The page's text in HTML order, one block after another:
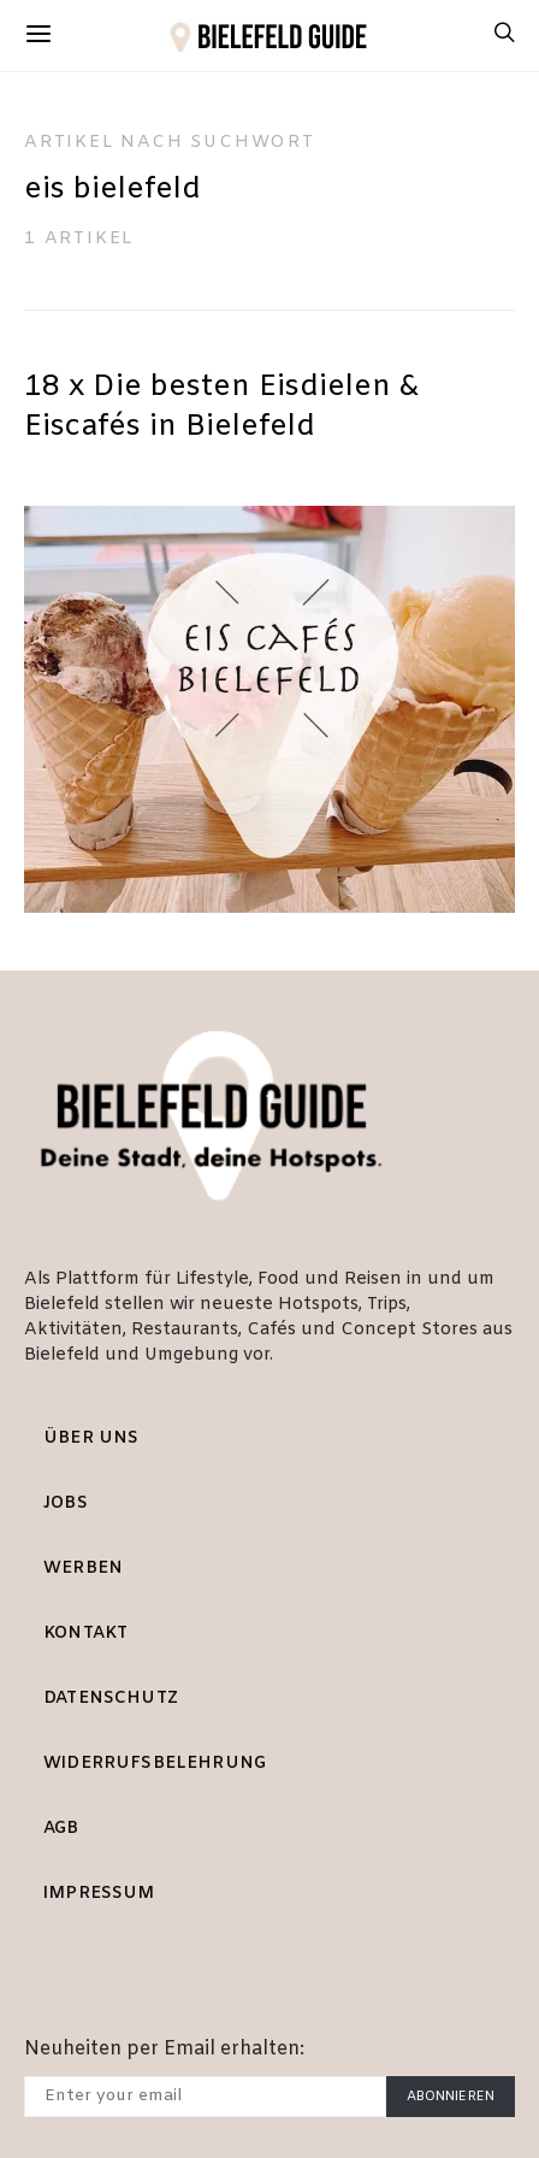
ARTIKEL NACH SUCHWORT
eis bielefeld
1 ARTIKEL
18 x Die besten Eisdielen &
Eiscafés in Bielefeld
Als Plattform für Lifestyle, Food und Reisen in und um
Bielefeld stellen wir neueste Hotspots, Trips,
Aktivitäten, Restaurants, Cafés und Concept Stores aus
Bielefeld und Umgebung vor.
ÜBER UNS
JOBS
WERBEN
KONTAKT
DATENSCHUTZ
WIDERRUFSBELEHRUNG
AGB
IMPRESSUM
Neuheiten per Email erhalten:
ABONNIEREN